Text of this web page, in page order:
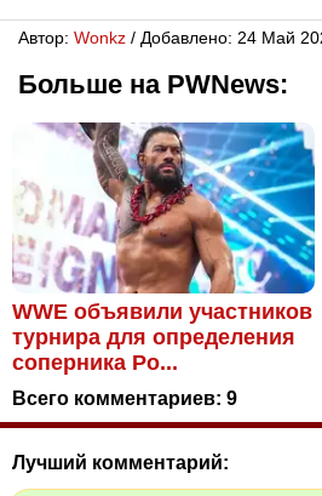
Автор: Wonkz / Добавлено: 24 Май
Больше на PWNews:
WWE объявили участников
турнира для определения
соперника Ро...
Всего комментариев: 9
Лучший комментарий: